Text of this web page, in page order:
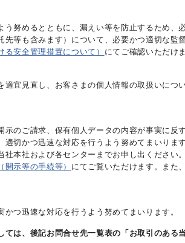
努めるとともに、漏えい等を防止するため、
等も含みます）について、必要かつ適切な監
る安全管理措置について） にてご確認いただけま
宜見直し、お客さまの個人情報の取扱いにつ
のご請求、保有個人データの内容が事実に反
切かつ迅速な対応を行うよう努めてまいります
本社および各センターまでお申し出ください。
（開示等の手続等） にてご覧いただけます。また
つ迅速な対応を行うよう努めてまいります。
は、後記お問合せ先一覧表の「お取引のある